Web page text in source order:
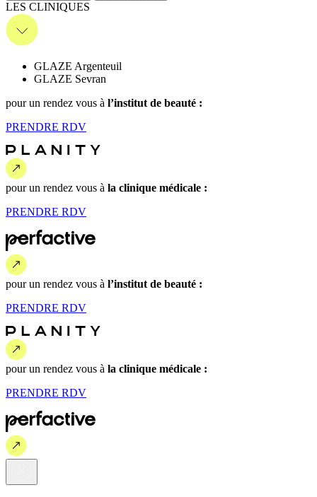
LES CLINIQUES
GLAZE Argenteuil
GLAZE Sevran
pour un rendez vous à l’institut de beauté :
PRENDRE RDV
pour un rendez vous à la clinique médicale :
PRENDRE RDV
pour un rendez vous à l’institut de beauté :
PRENDRE RDV
pour un rendez vous à la clinique médicale :
PRENDRE RDV